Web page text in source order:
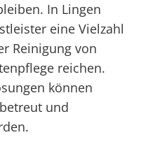
In Lingen
eine Vielzahl
Reinigung von
reichen.
können
und